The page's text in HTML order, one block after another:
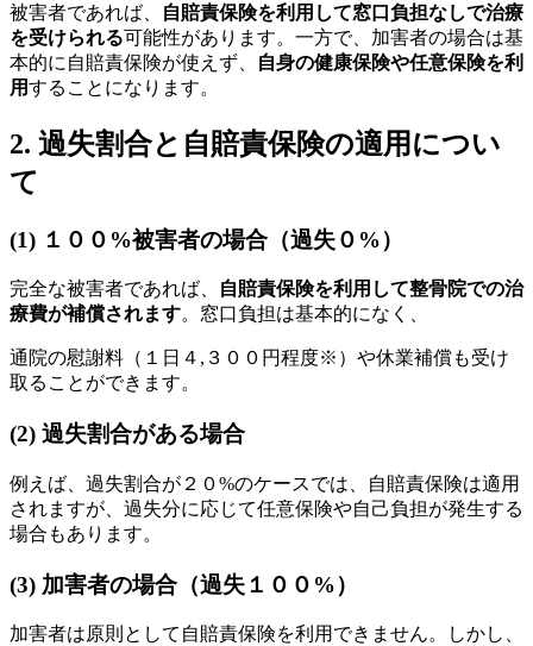
被害者であれば、
自賠責保険を利用して窓口負担なしで治療
を受けられる可能性があります。一方で、加害者の場合は基
本的に自賠責保険が使えず、
自身の健康保険や任意保険を利
用することになります。
2. 過失割合と自賠責保険の適用につい
て
(1) １００%被害者の場合（過失０%）
完全な被害者であれば、
自賠責保険を利用して整骨院での治
療費が補償されます。窓口負担は基本的になく、
通院の慰謝料（１日４,３００円程度※）や休業補償も受け
取ることができます。
(2) 過失割合がある場合
例えば、過失割合が２０%のケースでは、自賠責保険は適用
されますが、過失分に応じて任意保険や自己負担が発生する
場合もあります。
(3) 加害者の場合（過失１００%）
加害者は原則として自賠責保険を利用できません。しかし、